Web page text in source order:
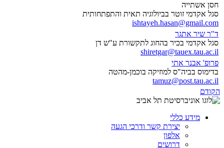
חסן אשתייה
סגל אקדמי זוטר בביולוגיה תאית והתפתחותית
ishtayeh.hasan@gmail.com
ד"ר שיר אתגר
סגל אקדמי בכיר בהחוג לתקשורת ע"ש דן
shiretgar@tauex.tau.ac.il
פרופ' אבנר אתי
בדימוס בביה"ס למוזיקה בוכמן-מהטה
tamuz@post.tau.ac.il
הקודם
מידע כללי
יצירת קשר ודרכי הגעה
אלפון
דרושים